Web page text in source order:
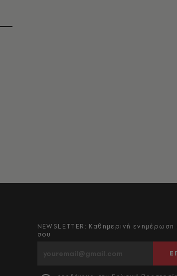
NEWSLETTER: Καθημερινή
σου